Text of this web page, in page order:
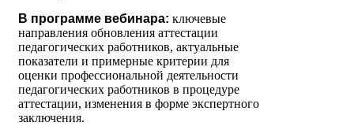
В программе вебинара: ключевые
направления обновления аттестации
педагогических работников, актуальные
показатели и примерные критерии для
оценки профессиональной деятельности
педагогических работников в процедуре
аттестации, изменения в форме экспертного
заключения.